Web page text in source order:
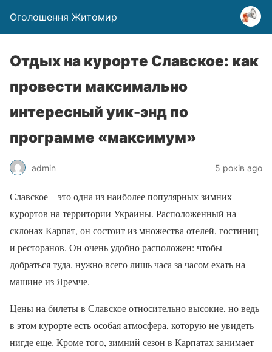
Оголошення Житомир
Отдых на курорте Славское: как
провести максимально
интересный уик-энд по
программе «максимум»
admin 5 років ago
Славское – это одна из наиболее популярных зимних
курортов на территории Украины. Расположенный на
склонах Карпат, он состоит из множества отелей, гостиниц
и ресторанов. Он очень удобно расположен: чтобы
добраться туда, нужно всего лишь часа за часом ехать на
машине из Яремче.
Цены на билеты в Славское относительно высокие, но ведь
в этом курорте есть особая атмосфера, которую не увидеть
нигде еще. Кроме того, зимний сезон в Карпатах занимает